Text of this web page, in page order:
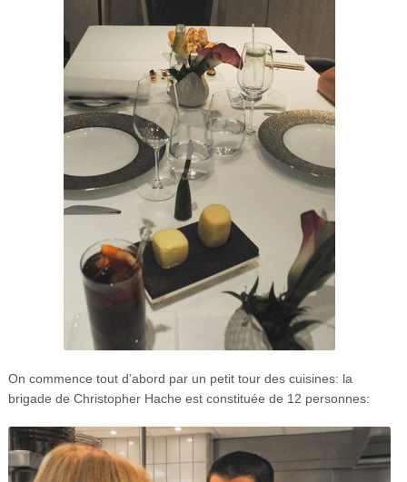
On commence tout d’abord par un petit tour des cuisines: la
brigade de Christopher Hache est constituée de 12 personnes: